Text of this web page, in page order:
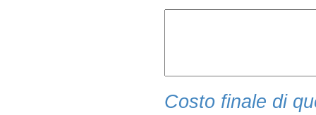
Costo finale di